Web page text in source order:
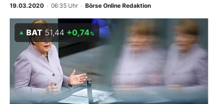
BO-Musterdepots
Experten
Mein B:O
19.03.2020 · 06:35 Uhr · Börse Online Redaktion
BAT 51,44 +0,74%